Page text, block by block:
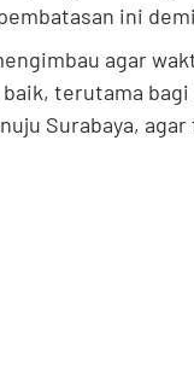
ini
agar
terutama
Surabaya,